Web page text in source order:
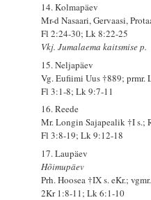
14. Kolmapäev
Mr-d Nasaari, Gervaasi,
Fl 2:24-30; Lk 8:22-25
Vkj. Jumalaema kaitsmise p.
15. Neljapäev
Vg. Eufiimi Uus †889; prmr.
Fl 3:1-8; Lk 9:7-11
16. Reede
Mr. Longin Sajapealik †I s.;
Fl 3:8-19; Lk 9:12-18
17. Laupäev
Hõimupäev
Prh. Hoosea †IX s. eKr.;
2Kr 1:8-11; Lk 6:1-10